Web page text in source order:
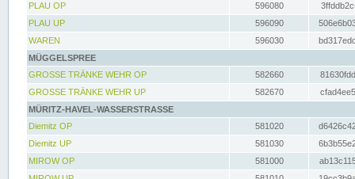
PLAU OP
596080
PLAU UP
596090
WAREN
596030
MÜGGELSPREE
GROSSE TRÄNKE WEHR OP
582660
GROSSE TRÄNKE WEHR UP
582670
MÜRITZ-HAVEL-WASSERSTRASSE
Diemitz OP
581020
Diemitz UP
581030
MIROW OP
581000